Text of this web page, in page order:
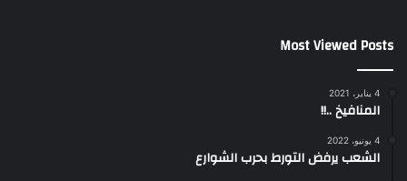
Most Viewed Posts
4 يناير، 2021
المنافيخ ..!!
4 يونيو، 2022
الشعب يرفض التورط بحرب الشوارع